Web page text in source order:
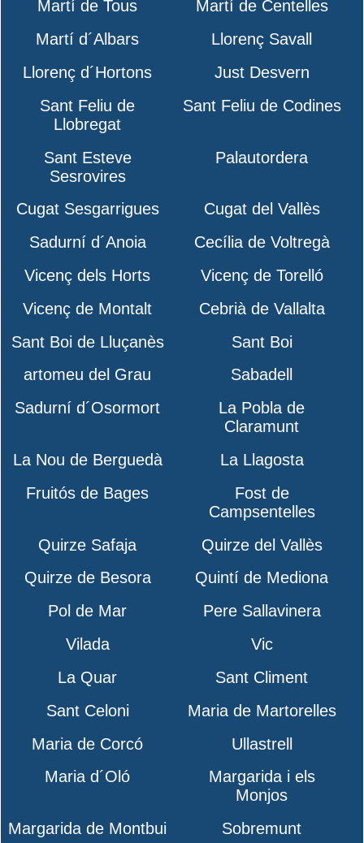
Martí de Tous
Martí de Centelles
Martí d´Albars
Llorenç Savall
Llorenç d´Hortons
Just Desvern
Sant Feliu de
Llobregat
Sant Feliu de Codines
Sant Esteve
Sesrovires
Palautordera
Cugat Sesgarrigues
Cugat del Vallès
Sadurní d´Anoia
Cecília de Voltregà
Vicenç dels Horts
Vicenç de Torelló
Vicenç de Montalt
Cebrià de Vallalta
Sant Boi de Lluçanès
Sant Boi
artomeu del Grau
Sabadell
Sadurní d´Osormort
La Pobla de
Claramunt
La Nou de Berguedà
La Llagosta
Fruitós de Bages
Fost de
Campsentelles
Quirze Safaja
Quirze del Vallès
Quirze de Besora
Quintí de Mediona
Pol de Mar
Pere Sallavinera
Vilada
Vic
La Quar
Sant Climent
Sant Celoni
Maria de Martorelles
Maria de Corcó
Ullastrell
Maria d´Oló
Margarida i els
Monjos
Margarida de Montbui
Sobremunt